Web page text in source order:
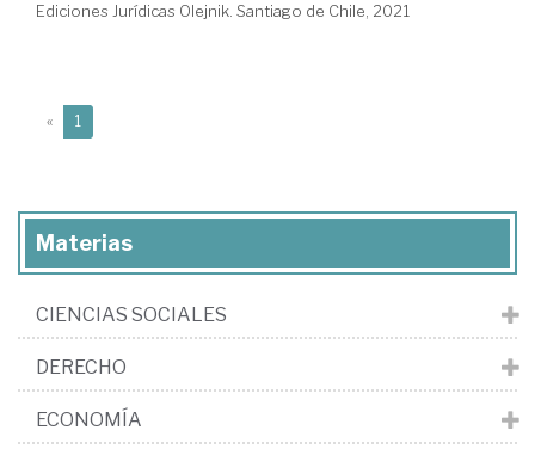
Ediciones Jurídicas Olejnik. Santiago de Chile, 2021
« 1
Materias
CIENCIAS SOCIALES
DERECHO
ECONOMÍA